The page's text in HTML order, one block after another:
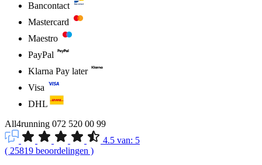
Bancontact
Mastercard
Maestro
PayPal
Klarna Pay later
Visa
DHL
All4running 072 520 00 99
4.5 van: 5
( 25819 beoordelingen )